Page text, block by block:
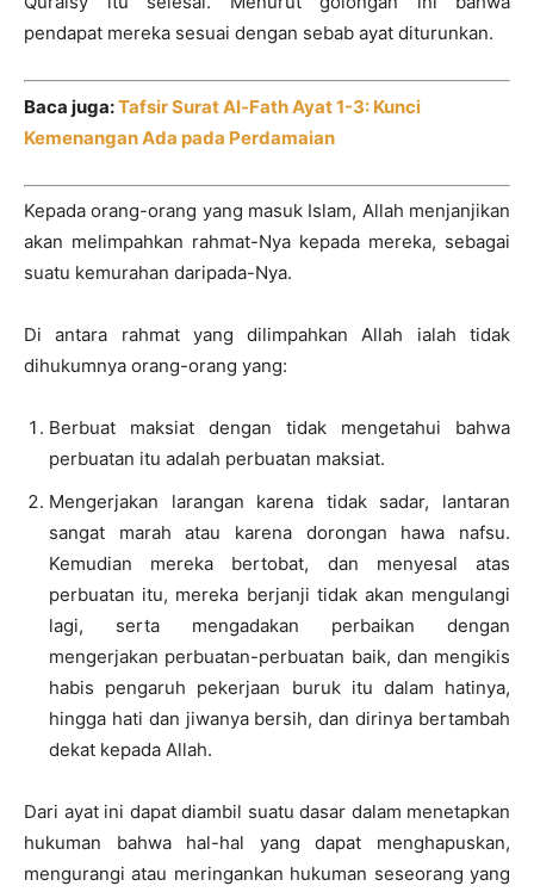
pendapat mereka sesuai dengan sebab ayat diturunkan.
Baca juga:Tafsir Surat Al-Fath Ayat 1-3: Kunci
Kemenangan Ada pada Perdamaian
Kepada orang-orang yang masuk Islam, Allah menjanjikan
akan melimpahkan rahmat-Nya kepada mereka, sebagai
suatu kemurahan daripada-Nya.
Di antara rahmat yang dilimpahkan Allah ialah tidak
dihukumnya orang-orang yang:
Berbuat maksiat dengan tidak mengetahui bahwa
perbuatan itu adalah perbuatan maksiat.
Mengerjakan larangan karena tidak sadar, lantaran
sangat marah atau karena dorongan hawa nafsu.
Kemudian mereka bertobat, dan menyesal atas
perbuatan itu, mereka berjanji tidak akan mengulangi
lagi, serta mengadakan perbaikan dengan
mengerjakan perbuatan-perbuatan baik, dan mengikis
habis pengaruh pekerjaan buruk itu dalam hatinya,
hingga hati dan jiwanya bersih, dan dirinya bertambah
dekat kepada Allah.
Dari ayat ini dapat diambil suatu dasar dalam menetapkan
hukuman bahwa hal-hal yang dapat menghapuskan,
mengurangi atau meringankan hukuman seseorang yang